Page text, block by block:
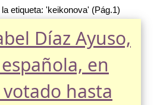
etiqueta: 'keikonova' (Pág.1)
Díaz Ayuso,
en
hasta